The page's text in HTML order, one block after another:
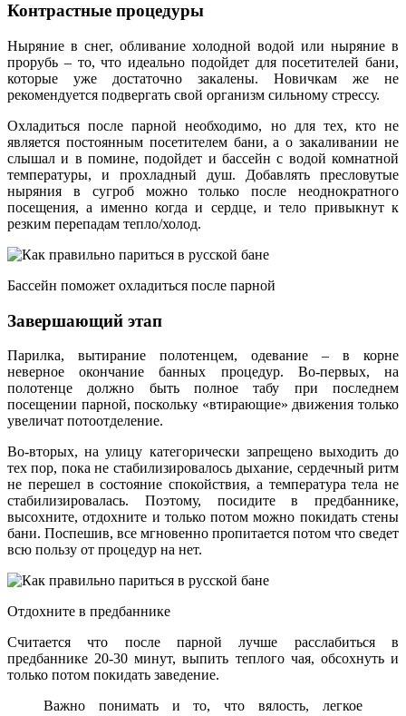
Контрастные процедуры
Ныряние в снег, обливание холодной водой или ныряние в
прорубь – то, что идеально подойдет для посетителей бани,
которые уже достаточно закалены. Новичкам же не
рекомендуется подвергать свой организм сильному стрессу.
Охладиться после парной необходимо, но для тех, кто не
является постоянным посетителем бани, а о закаливании не
слышал и в помине, подойдет и бассейн с водой комнатной
температуры, и прохладный душ. Добавлять пресловутые
ныряния в сугроб можно только после неоднократного
посещения, а именно когда и сердце, и тело привыкнут к
резким перепадам тепло/холод.
Бассейн поможет охладиться после парной
Завершающий этап
Парилка, вытирание полотенцем, одевание – в корне
неверное окончание банных процедур. Во-первых, на
полотенце должно быть полное табу при последнем
посещении парной, поскольку «втирающие» движения только
увеличат потоотделение.
Во-вторых, на улицу категорически запрещено выходить до
тех пор, пока не стабилизировалось дыхание, сердечный ритм
не перешел в состояние спокойствия, а температура тела не
стабилизировалась. Поэтому, посидите в предбаннике,
высохните, отдохните и только потом можно покидать стены
бани. Поспешив, все мгновенно пропитается потом что сведет
всю пользу от процедур на нет.
Отдохните в предбаннике
Считается что после парной лучше расслабиться в
предбаннике 20-30 минут, выпить теплого чая, обсохнуть и
только потом покидать заведение.
Важно понимать и то, что вялость, легкое